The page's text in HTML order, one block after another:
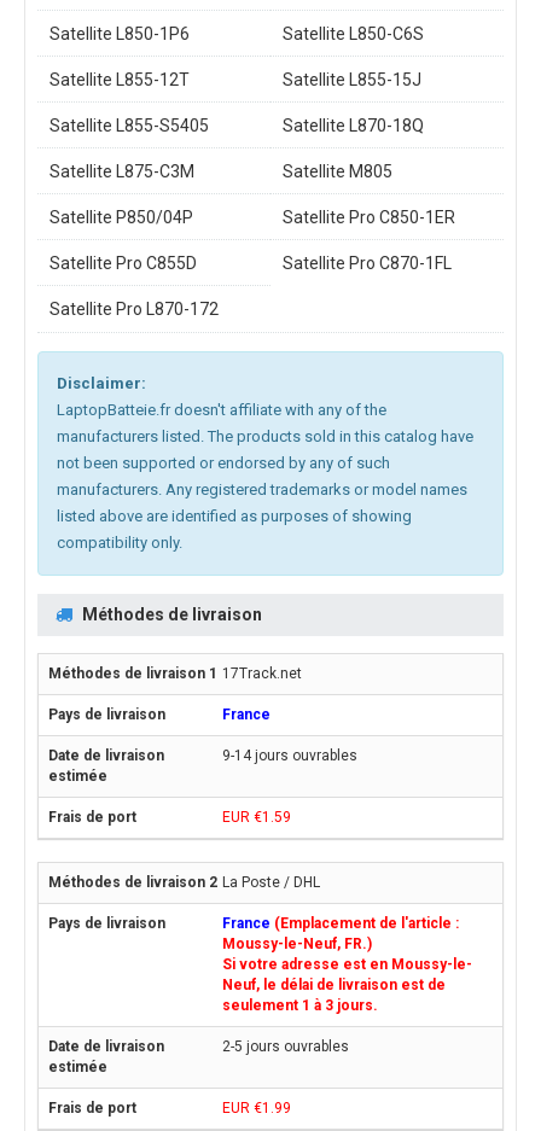
Satellite L850-1P6 Satellite L850-C6S
Satellite L855-12T Satellite L855-15J
Satellite L855-S5405 Satellite L870-18Q
Satellite L875-C3M Satellite M805
Satellite P850/04P Satellite Pro C850-1ER
Satellite Pro C855D Satellite Pro C870-1FL
Satellite Pro L870-172
Disclaimer:
LaptopBatteie.fr doesn't affiliate with any of the
manufacturers listed. The products sold in this catalog have
not been supported or endorsed by any of such
manufacturers. Any registered trademarks or model names
listed above are identified as purposes of showing
compatibility only.
Méthodes de livraison
17Track.net
France
9-14 jours ouvrables
EUR €1.59
La Poste / DHL
France (Emplacement de l'article :
Moussy-le-Neuf, FR.)
Si votre adresse est en Moussy-le-
Neuf, le délai de livraison est de
seulement 1 à 3 jours.
2-5 jours ouvrables
EUR €1.99